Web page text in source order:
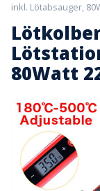
inkl. Lötabsauger,
80Watt